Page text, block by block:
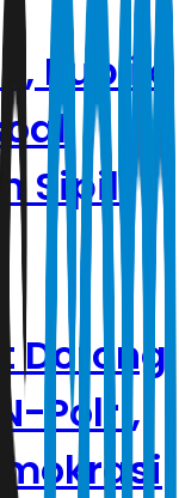
Publik
Sipil
Dorong
Polri,